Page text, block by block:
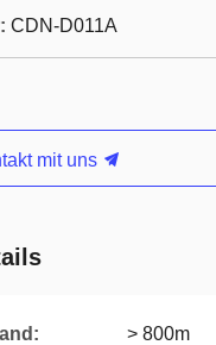
CDN-D011A
mit uns
> 800m